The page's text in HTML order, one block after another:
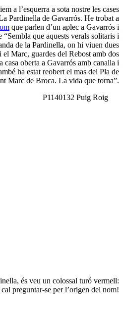
a l’esquerra a sota nostre les cases
Pardinella de Gavarrós. He trobat a
que parlen d’un aplec a Gavarrós i
“Sembla que aquests verals solitaris i
de la Pardinella, on hi viuen dues
Marc, guardes del Rebost amb dos
casa oberta a Gavarrós amb canalla i
ha estat reobert el mas del Pla de
Marc de Broca. La vida que torna”.
és veu un colossal turó vermell:
preguntar-se per l’origen del nom!